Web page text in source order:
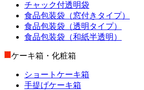
チャック付透明袋
食品包装袋（窓付きタイプ）
食品包装袋（透明タイプ）
食品包装袋（和紙半透明）
ケーキ箱・化粧箱
ショートケーキ箱
手提げケーキ箱